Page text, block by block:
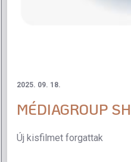
2025. 09. 18.
MÉDIAGROUP
Új kisfilmet forgattak